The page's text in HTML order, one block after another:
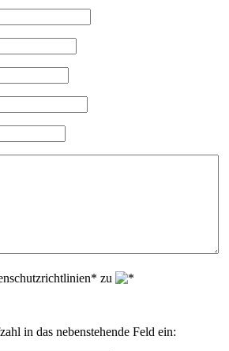
zu
in das nebenstehende Feld ein: